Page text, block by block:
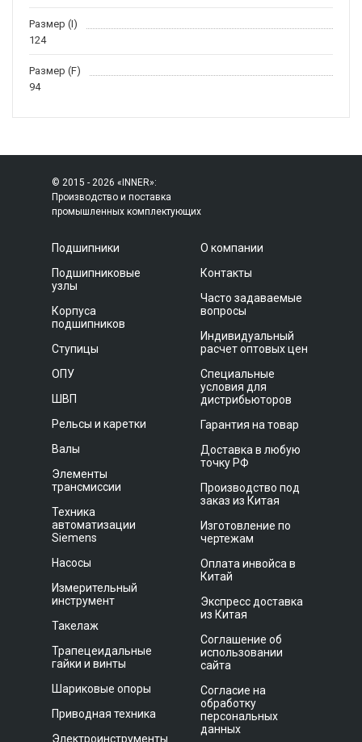
Размер (I)
124
Размер (F)
94
© 2015 - 2026 «INNER»:
Производство и поставка
промышленных комплектующих
Подшипники
Подшипниковые
узлы
Корпуса
подшипников
Ступицы
ОПУ
ШВП
Рельсы и каретки
Валы
Элементы
трансмиссии
Техника
автоматизации
Siemens
Насосы
Измерительный
инструмент
Такелаж
Трапецеидальные
гайки и винты
Шариковые опоры
Приводная техника
Электроинструменты
О компании
Контакты
Часто задаваемые
вопросы
Индивидуальный
расчет оптовых цен
Специальные
условия для
дистрибьюторов
Гарантия на товар
Доставка в любую
точку РФ
Производство под
заказ из Китая
Изготовление по
чертежам
Оплата инвойса в
Китай
Экспресс доставка
из Китая
Соглашение об
использовании
сайта
Согласие на
обработку
персональных
данных